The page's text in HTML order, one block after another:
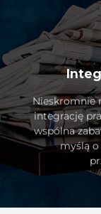
Nieskromnie
integrację
wspólna
myślą